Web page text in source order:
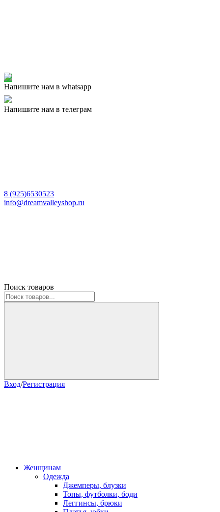
Напишите нам в whatsapp
Напишите нам в телеграм
8 (925)6530523
info@dreamvalleyshop.ru
Поиск товаров
Вход/Регистрация
Женщинам
Одежда
Джемперы, блузки
Топы, футболки, боди
Леггинсы, брюки